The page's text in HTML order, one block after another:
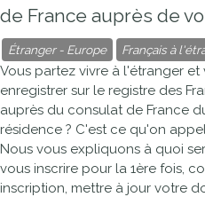
de France auprès de
Étranger - Europe Français à
Vous partez vivre à l'étranger
enregistrer sur le registre des
auprès du consulat de France
résidence ? C'est ce qu'on
Nous vous expliquons à quoi
vous inscrire pour la 1ère fois,
inscription, mettre à jour votre